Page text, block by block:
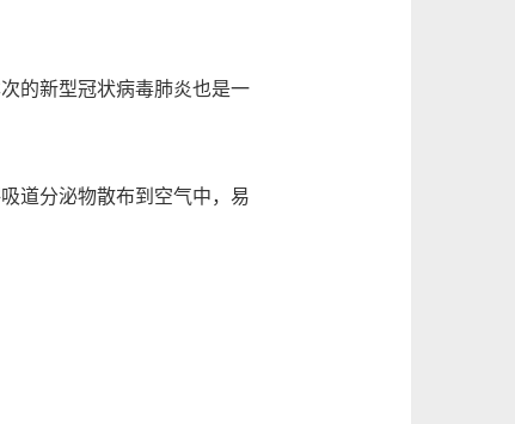
的新型冠状病毒肺炎也是一
道分泌物散布到空气中，易